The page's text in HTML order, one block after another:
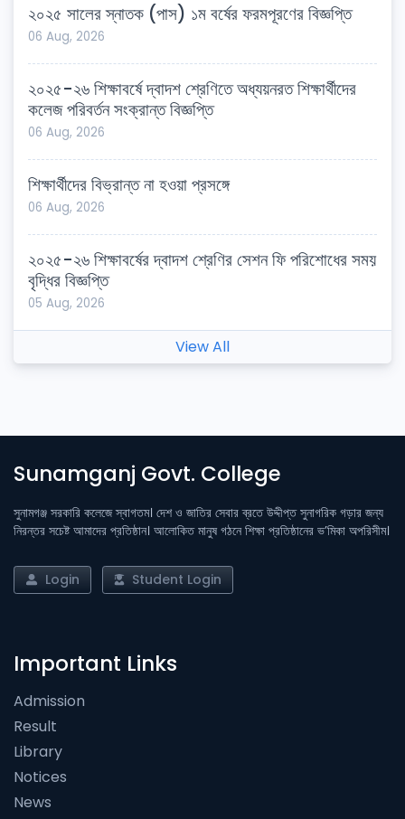
২০২৫ সালের স্নাতক (পাস) ১ম বর্ষের ফরমপূরণের বিজ্ঞপ্তি
06 Aug, 2026
২০২৫-২৬ শিক্ষাবর্ষে দ্বাদশ শ্রেণিতে অধ্যয়নরত শিক্ষার্থীদের
কলেজ পরিবর্তন সংক্রান্ত বিজ্ঞপ্তি
06 Aug, 2026
শিক্ষার্থীদের বিভ্রান্ত না হওয়া প্রসঙ্গে
06 Aug, 2026
২০২৫-২৬ শিক্ষাবর্ষের দ্বাদশ শ্রেণির সেশন ফি পরিশোধের সময়
বৃদ্ধির বিজ্ঞপ্তি
05 Aug, 2026
View All
Sunamganj Govt. College
সুনামগঞ্জ সরকারি কলেজে স্বাগতম। দেশ ও জাতির সেবার ব্রতে উদ্দীপ্ত সুনাগরিক গড়ার জন্য
নিরন্তর সচেষ্ট আমাদের প্রতিষ্ঠান। আলোকিত মানুষ গঠনে শিক্ষা প্রতিষ্ঠানের ভ’মিকা অপরিসীম।
Login Student Login
Important Links
Admission
Result
Library
Notices
News